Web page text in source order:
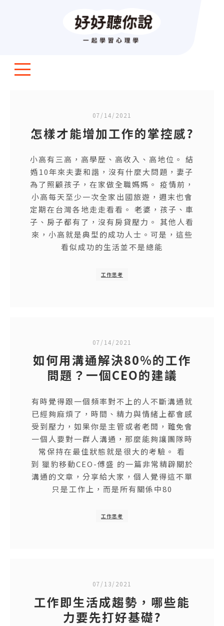
07/14/2021
怎樣才能增加工作的掌控感?
小高有三高，高學歷、高收入、高地位。 結
婚10年來夫妻和諧，沒有什麼大問題，妻子
為了照顧孩子，在家做全職媽媽。 疫情前，
小高每天至少一次全家出國旅遊，週末也會
定期在台灣各地走走看看。 老婆，孩子、車
子、房子都有了，沒有房貸壓力。 其他人看
來，小高就是典型的成功人士。可是，這些
看似成功的生活並不是總能
工作思考
07/14/2021
如何用溝通解決80%的工作
問題？一個CEO的建議
有時覺得跟一個頻率對不上的人不斷溝通就
已經夠麻煩了，時間、精力與情緒上都會感
受到壓力，如果你是主管或者老闆，難免會
一個人要對一群人溝通，那麼能夠讓團隊時
常保持在最佳狀態就是很大的考驗。 看
到 獵豹移動CEO-傅盛 的一篇非常精辟關於
溝通的文章，分享給大家，個人覺得這不單
只是工作上，而是所有關係中80
工作思考
07/13/2021
工作即生活成趨勢，哪些能
力要先打好基礎?